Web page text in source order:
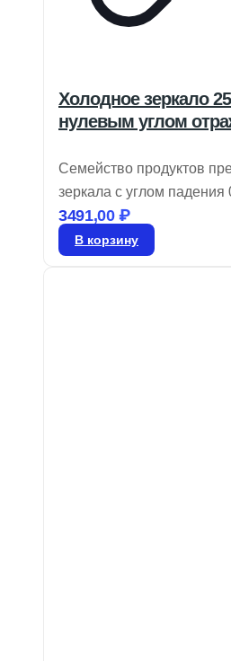
Холодное зеркало
нулевым углом
Семейство продуктов
зеркала с углом падения
градусов, которые
отражают 90% видимого
3491,00₽
В корзину